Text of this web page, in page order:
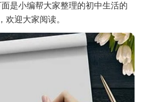
是小编帮大家整理的初中生活的
欢迎大家阅读。